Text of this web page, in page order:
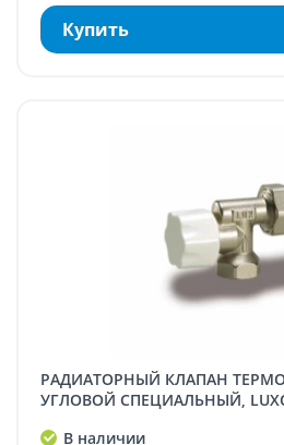
Купить
РАДИАТОРНЫЙ КЛАПАН ТЕРМОСТАТИЧЕСКИЙ
УГЛОВОЙ СПЕЦИАЛЬНЫЙ,
В наличии